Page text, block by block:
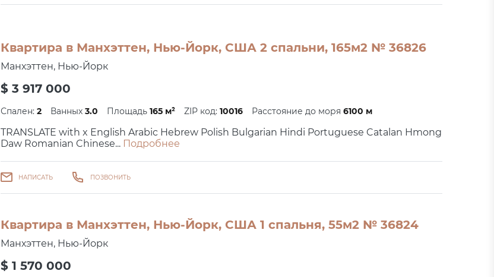
Квартира в Манхэттен, Нью-Йорк, США 2 спальни, 165м2 № 36826
Манхэттен, Нью-Йорк
$ 3 917 000
Спален: 2 Ванных 3.0 Площадь 165 м² ZIP код: 10016 Расстояние до моря 6100 м
TRANSLATE with x English Arabic Hebrew Polish Bulgarian Hindi Portuguese Catalan Hmong
Daw Romanian Chinese... Подробнее
НАПИСАТЬ ПОЗВОНИТЬ
Квартира в Манхэттен, Нью-Йорк, США 1 спальня, 55м2 № 36824
Манхэттен, Нью-Йорк
$ 1 570 000